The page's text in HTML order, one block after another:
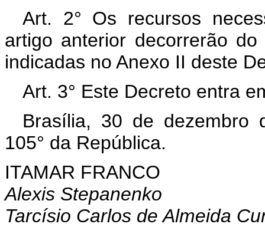
Art. 2° Os recursos
artigo anterior decorrerão
indicadas no Anexo II deste
Art. 3° Este Decreto entra
Brasília, 30 de dezembro
105° da República.
ITAMAR FRANCO
Alexis Stepanenko
Tarcísio Carlos de Almeida